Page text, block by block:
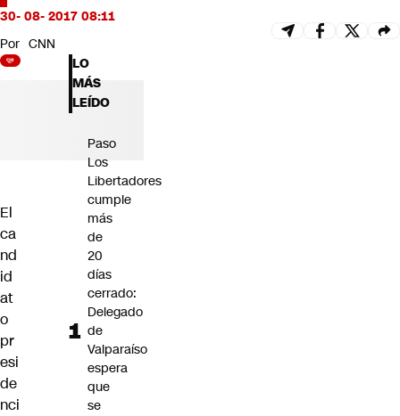
30- 08- 2017 08:11
Por CNN
El
ca
nd
id
at
o
pr
esi
de
nci
LO
MÁS
LEÍDO
Paso
Los
Libertadores
cumple
más
de
20
días
cerrado:
Delegado
de
Valparaíso
espera
que
se